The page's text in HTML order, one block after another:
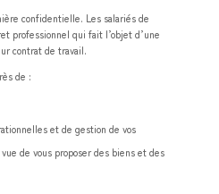
confidentielle. Les salariés de
professionnel qui fait l’objet d’une
contrat de travail.
de :
et de gestion de vos
de vous proposer des biens et des